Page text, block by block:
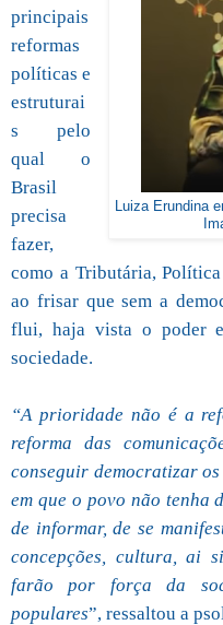
Luiza Erundina
principais
reformas
políticas e
estruturai
s pelo
qual o
Brasil
precisa
fazer,
como a Tributária,
ao frisar que sem a
flui, haja vista o poder
sociedade.
“A prioridade não é a
reforma das
conseguir democratizar os
em que o povo não tenha
de informar, de se
concepções, cultura, ai
farão por força da
populares”, ressaltou a